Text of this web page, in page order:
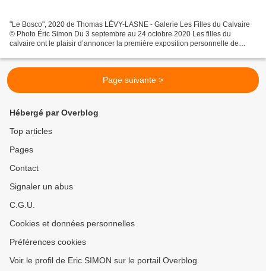
"Le Bosco", 2020 de Thomas LÉVY-LASNE - Galerie Les Filles du Calvaire
© Photo Éric Simon Du 3 septembre au 24 octobre 2020 Les filles du
calvaire ont le plaisir d’annoncer la première exposition personnelle de
Page suivante >
Hébergé par Overblog
Top articles
Pages
Contact
Signaler un abus
C.G.U.
Cookies et données personnelles
Préférences cookies
Voir le profil de Eric SIMON sur le portail Overblog